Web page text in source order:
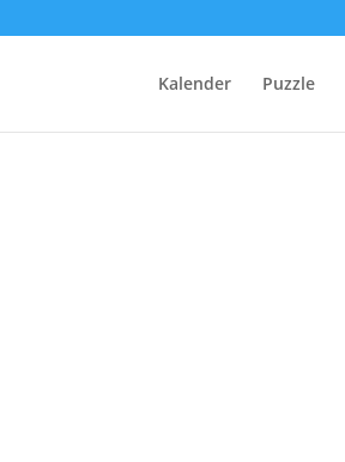
Kalender Puzzle